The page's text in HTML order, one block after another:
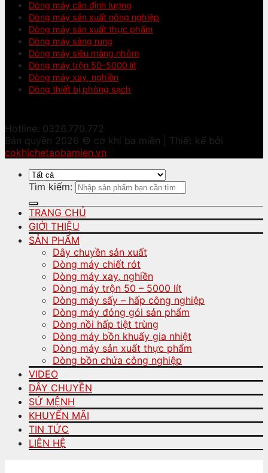
Dòng máy cân định lượng
Dòng máy sản xuất nông nghiệp
Dòng máy sản xuất thực phẩm
Dòng máy sàng rung
Dòng máy siêu màng nhôm
Dòng máy trộn 50-5000 lít
Dòng máy xay, nghiền
Dòng thiết bị phòng sạch
Hotline: 0326.770.772
Bản quyền 2026 © cơ khí ba miền | Thiết kế bởi
cokhichetaobamien.vn
Tìm kiếm:
TRANG CHỦ
GIỚI THIỆU
SẢN PHẨM
Dây chuyền sản xuất
Dòng máy chiết rót
Dòng máy xay, nghiền
Dòng máy trộn 50 – 5000 lít
Dòng máy sấy – hấp công nghiệp
Dòng máy đóng gói sản phẩm
Dòng nồi hấp tiệt trùng
Dòng máy bồn khuấy gia nhiệt
Dòng máy sản xuất thực phẩm
Dòng bồn chứa công nghiệp
VIDEO
DÂY CHUYỀN
SỨ MỆNH
KHUYẾN MÃI
TIN TỨC
LIÊN HỆ